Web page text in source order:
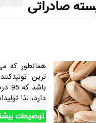
صادراتی
همانطور که
ترین
دارد، لذا
توضیحات